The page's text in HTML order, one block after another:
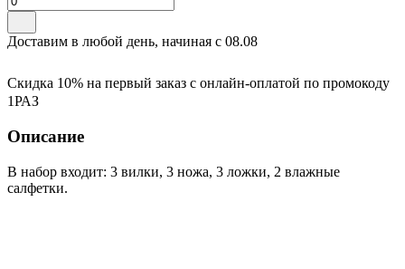
Доставим в любой день, начиная с 08.08
Скидка 10% на первый заказ с онлайн-оплатой по промокоду
1РАЗ
Описание
В набор входит: 3 вилки, 3 ножа, 3 ложки, 2 влажные
салфетки.